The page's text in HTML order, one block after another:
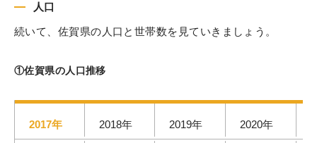
人口
続いて、佐賀県の人口と世帯数を見ていきましょう。
①佐賀県の人口推移
2017年 2018年 2019年 2020年